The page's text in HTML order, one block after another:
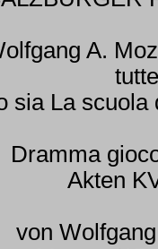
A.
tutte
sia La scuola
Dramma
Akten
von